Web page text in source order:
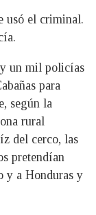
usó el criminal.
un mil policías
para
según la
rural
del cerco, las
pretendían
y a Honduras y